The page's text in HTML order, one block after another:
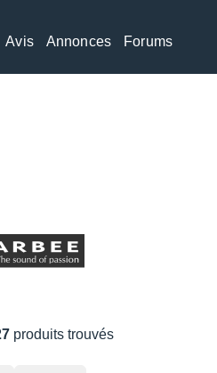
Avis Annonces Forums
produits trouvés